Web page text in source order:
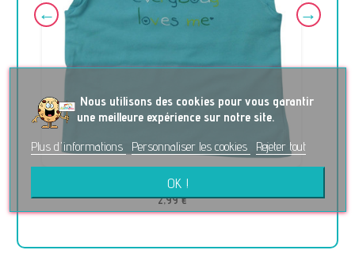
T-Shirt - JBC - 6 mois (68)
2,99 €
Nous utilisons des cookies pour vous garantir
une meilleure expérience sur notre site.
Plus d'informations
Personnaliser les cookies Rejeter tout
OK !